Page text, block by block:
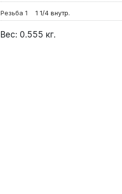
Резьба 1 1 1/4 внутр.
Вес: 0.555 кг.